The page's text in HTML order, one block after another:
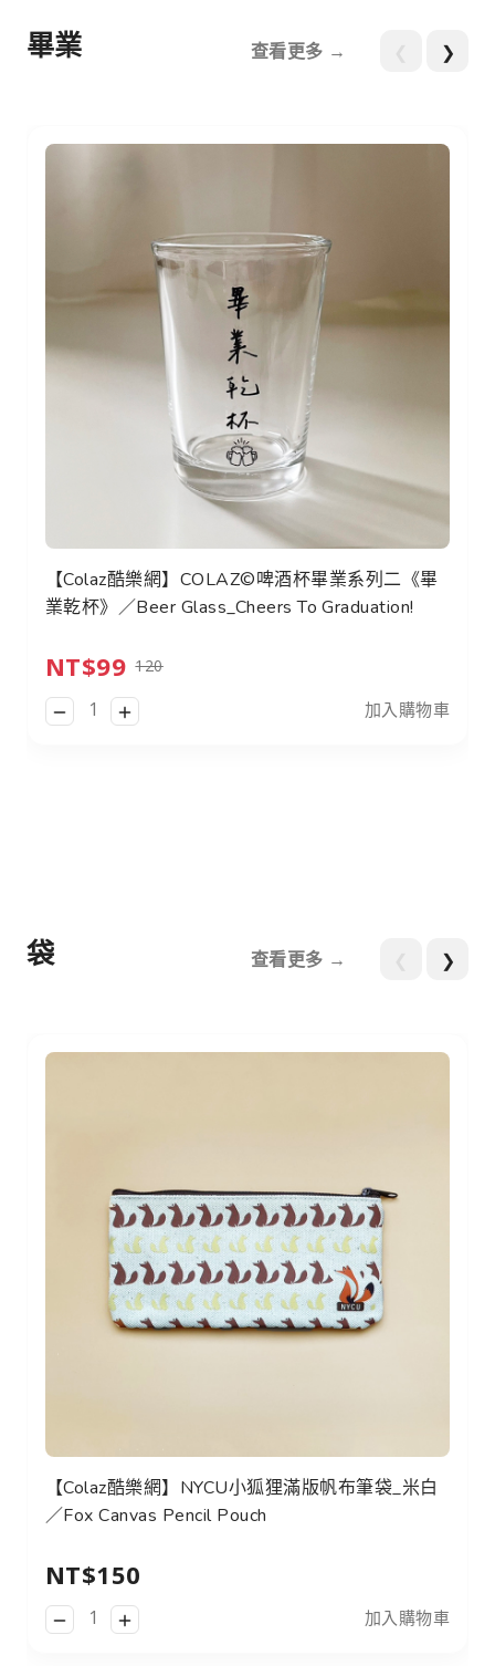
畢業 查看更多 → ❯
【Colaz酷樂網】COLAZ©啤酒杯畢業系列二《畢
業乾杯》／Beer Glass_Cheers To Graduation!
NT$99 120
加入購物車
袋 查看更多 → ❯
【Colaz酷樂網】NYCU小狐狸滿版帆布筆袋_米白
／Fox Canvas Pencil Pouch
NT$150
加入購物車